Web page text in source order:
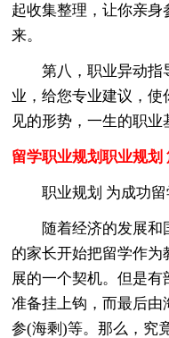
起收集整理，让你亲身
来。
第八，职业异动指
业，给您专业建议，
见的形势，一生的职业
留学职业规划职业规划
职业规划 为成功留
随着经济的发展和
的家长开始把留学作
展的一个契机。但是
准备挂上钩，而最后
参(海剩)等。那么，究